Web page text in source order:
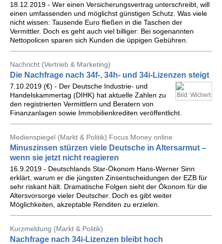
18.12.2019 - Wer einen Versicherungsvertrag unterschreibt, will
einen umfassenden und möglichst günstigen Schutz. Was viele
nicht wissen: Tausende Euro fließen in die Taschen der
Vermittler. Doch es geht auch viel billiger: Bei sogenannten
Nettopolicen sparen sich Kunden die üppigen Gebühren.
Nachricht (Vertrieb & Marketing)
Die Nachfrage nach 34f-, 34h- und 34i-Lizenzen steigt
Bild: Wichert
7.10.2019 (€) - Der Deutsche Industrie- und
Handelskammertag (DIHK) hat aktuelle Zahlen zu
den registrierten Vermittlern und Beratern von
Finanzanlagen sowie Immobilienkrediten veröffentlicht.
Medienspiegel (Markt & Politik) Focus Money online
Minuszinsen stürzen viele Deutsche in Altersarmut –
wenn sie jetzt nicht reagieren
16.9.2019 - Deutschlands Star-Ökonom Hans-Werner Sinn
erklärt, warum er die jüngsten Zinsentscheidungen der EZB für
sehr riskant hält. Dramatische Folgen sieht der Ökonom für die
Altersvorsorge vieler Deutscher. Doch es gibt weiter
Möglichkeiten, akzeptable Renditen zu erzielen.
Kurzmeldung (Markt & Politik)
Nachfrage nach 34i-Lizenzen bleibt hoch